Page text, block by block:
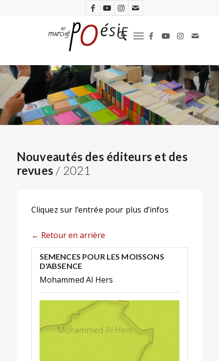
Nouveautés des éditeurs et des
revues / 2021
Cliquez sur l’entrée pour plus d’infos
← Retour en arrière
SEMENCES POUR LES MOISSONS
D'ABSENCE
Mohammed Al Hers